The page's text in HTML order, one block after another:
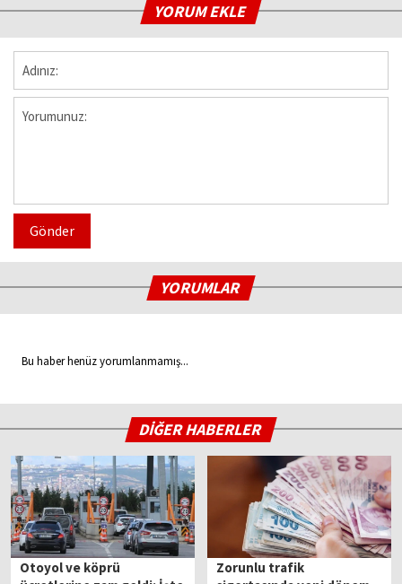
YORUM EKLE
Gönder
YORUMLAR
Bu haber henüz yorumlanmamış...
DİĞER HABERLER
Otoyol ve köprü
Zorunlu trafik